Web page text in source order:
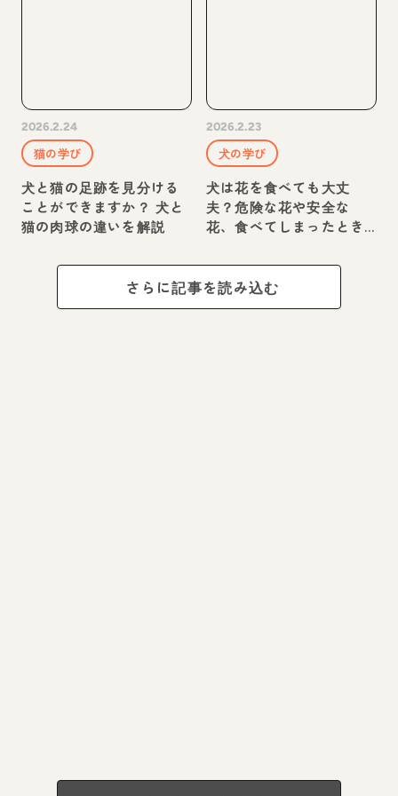
2026.2.24
猫の学び
犬と猫の足跡を見分ける
ことができますか？ 犬と
猫の肉球の違いを解説
2026.2.23
犬の学び
犬は花を食べても大丈
夫？危険な花や安全な
花、食べてしまったとき
さらに記事を読み込む